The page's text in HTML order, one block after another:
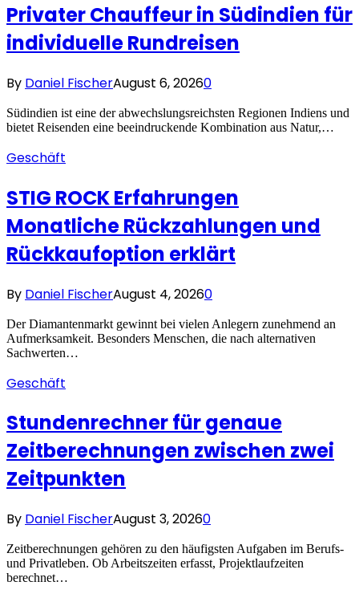
Privater Chauffeur in Südindien für
individuelle Rundreisen
By Daniel FischerAugust 6, 20260
Südindien ist eine der abwechslungsreichsten Regionen Indiens und
bietet Reisenden eine beeindruckende Kombination aus Natur,…
Geschäft
STIG ROCK Erfahrungen
Monatliche Rückzahlungen und
Rückkaufoption erklärt
By Daniel FischerAugust 4, 20260
Der Diamantenmarkt gewinnt bei vielen Anlegern zunehmend an
Aufmerksamkeit. Besonders Menschen, die nach alternativen
Sachwerten…
Geschäft
Stundenrechner für genaue
Zeitberechnungen zwischen zwei
Zeitpunkten
By Daniel FischerAugust 3, 20260
Zeitberechnungen gehören zu den häufigsten Aufgaben im Berufs-
und Privatleben. Ob Arbeitszeiten erfasst, Projektlaufzeiten
berechnet…